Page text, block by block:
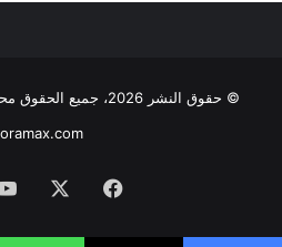
© حقوق النشر 2026، جميع الحقوق محفوظة |
فيسبوك